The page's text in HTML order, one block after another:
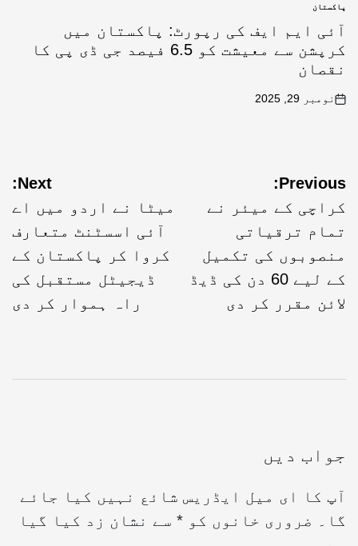
پاکستان
آئی ایم ایف کی رپورٹ: پاکستان میں
کرپشن سے معیشت کو 6.5 فیصد جی ڈی پی کا
نقصان
نومبر 29, 2025
Previous:
کراچی کے میئر نے
تمام ترقیاتی
منصوبوں کی تکمیل
کے لیے 60 دن کی ڈیڈ
لائن مقرر کر دی
Next:
میٹا نے اردو میں اے
آئی اسسٹنٹ متعارف
کروا کر پاکستان کے
ڈیجیٹل مستقبل کی
راہ ہموار کر دی
جواب دیں
آپ کا ای میل ایڈریس شائع نہیں کیا جائے
گا۔
ضروری خانوں کو * سے نشان زد کیا گیا